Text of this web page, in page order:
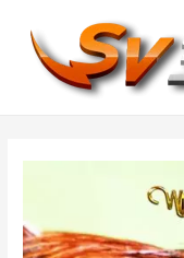
konten